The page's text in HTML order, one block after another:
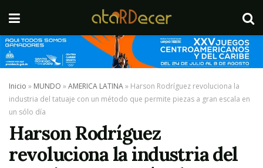
Inicio » MUNDO »AMERICA LATINA» Harson Rodríguez revoluciona la
industria del tatuaje con un método que permite piezas a gran escala en
un sólo día
Harson Rodríguez
revoluciona la industria del